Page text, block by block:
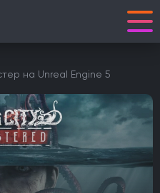
на Unreal Engine 5